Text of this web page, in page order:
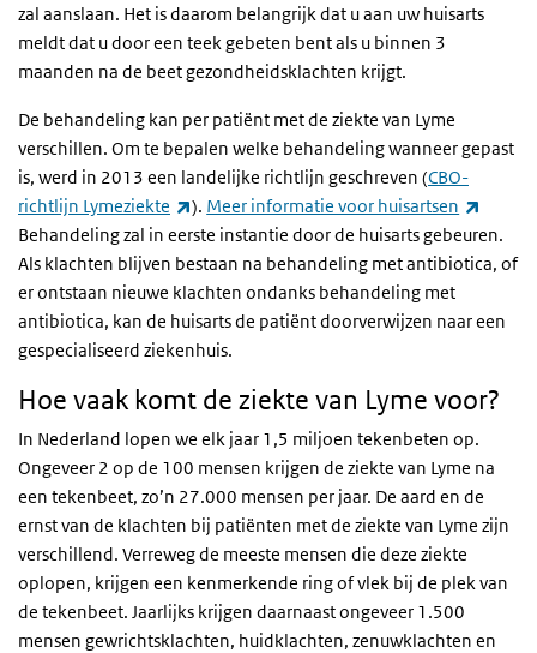
zal aanslaan. Het is daarom belangrijk dat u aan uw huisarts
meldt dat u door een teek gebeten bent als u binnen 3
maanden na de beet gezondheidsklachten krijgt.
De behandeling kan per patiënt met de ziekte van Lyme
verschillen. Om te bepalen welke behandeling wanneer gepast
is, werd in 2013 een landelijke richtlijn geschreven (CBO-
richtlijn Lymeziekte
(externe link)
). Meer informatie voor huisartsen
Behandeling zal in eerste instantie door de huisarts gebeuren.
Als klachten blijven bestaan na behandeling met antibiotica, of
er ontstaan nieuwe klachten ondanks behandeling met
antibiotica, kan de huisarts de patiënt doorverwijzen naar een
gespecialiseerd ziekenhuis.
Hoe vaak komt de ziekte van Lyme voor?
In Nederland lopen we elk jaar 1,5 miljoen tekenbeten op.
Ongeveer 2 op de 100 mensen krijgen de ziekte van Lyme na
een tekenbeet, zo’n 27.000 mensen per jaar. De aard en de
ernst van de klachten bij patiënten met de ziekte van Lyme zijn
verschillend. Verreweg de meeste mensen die deze ziekte
oplopen, krijgen een kenmerkende ring of vlek bij de plek van
de tekenbeet. Jaarlijks krijgen daarnaast ongeveer 1.500
mensen gewrichtsklachten, huidklachten, zenuwklachten en